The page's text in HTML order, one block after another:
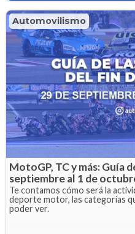
Automovilismo
MotoGP, TC y más: Guía
septiembre al 1 de
Te contamos cómo será la
deporte motor, las categorías
poder ver.